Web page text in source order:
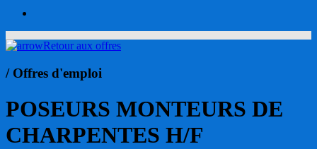
Retour aux offres
/ Offres d'emploi
POSEURS MONTEURS DE
CHARPENTES H/F